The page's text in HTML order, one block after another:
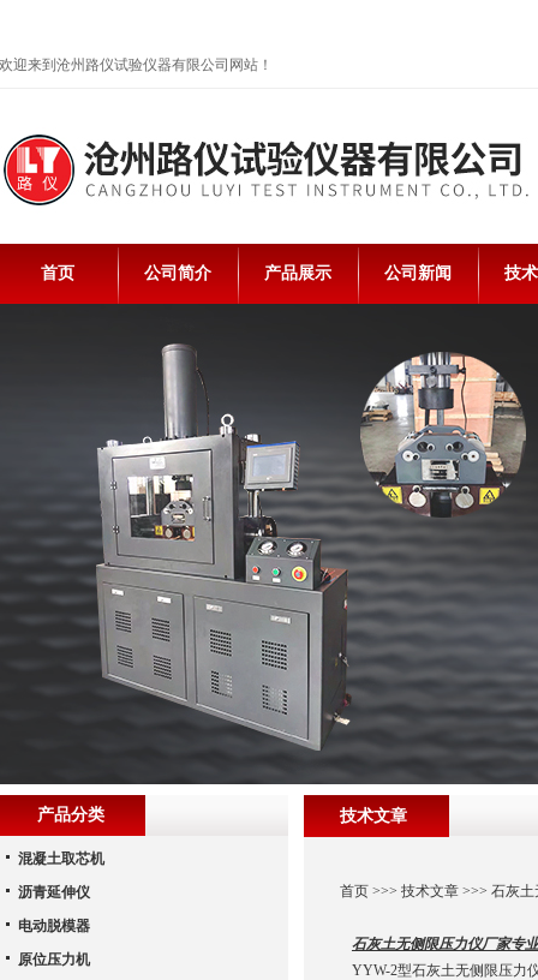
欢迎来到沧州路仪试验仪器有限公司网站！
首页 公司简介 产品展示 公司新闻 技
技术文章
首页>>> 技术文章>>> 石灰土
石灰土无侧限压力仪厂家专
YYW-2型石灰土无侧限压力
产品分类
混凝土取芯机
沥青延伸仪
电动脱模器
原位压力机